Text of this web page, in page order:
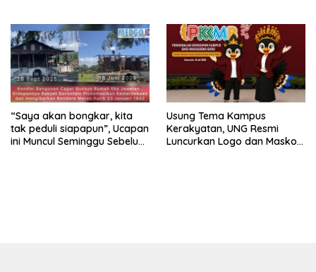
Polda Gorontalo Diminta
Profesional
“Saya akan bongkar, kita
tak peduli siapapun”, Ucapan
ini Muncul Seminggu Sebelum
Usung Tema Kampus
Kerakyatan, UNG Resmi
Luncurkan Logo dan Maskot